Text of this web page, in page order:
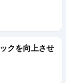
クを向上させ